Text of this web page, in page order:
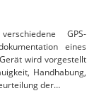
GPS-
eines
wird vorgestellt
Handhabung,
der…